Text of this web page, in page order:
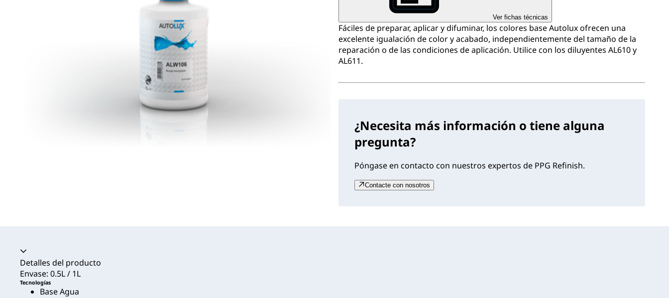
Ver fichas técnicas
Fáciles de preparar, aplicar y difuminar, los colores base Autolux ofrecen una
excelente igualación de color y acabado, independientemente del tamaño de la
reparación o de las condiciones de aplicación. Utilice con los diluyentes AL610 y
AL611.
¿Necesita más información o tiene alguna
pregunta?
Póngase en contacto con nuestros expertos de PPG Refinish.
Contacte con nosotros
Acordeón colapsado
Detalles del producto
Envase: 0.5L / 1L
Tecnologías
Base Agua